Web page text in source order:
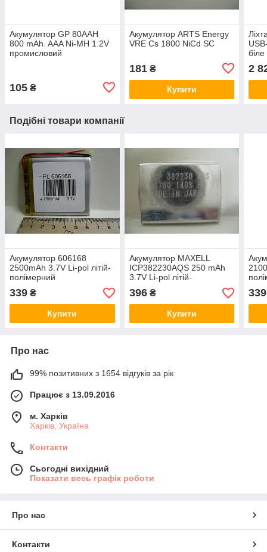
Акумулятор GP 80AAH
800 mAh. AAA Ni-MH 1.2V
промисловий
105 ₴
Акумулятор ARTS Energy
VRE Cs 1800 NiCd SC
181₴
Купити
2
Подібні товари компанії
Акумулятор 606168
2500mAh 3.7V Li-pol літій-
полімерний
339 ₴
Купити
Акумулятор MAXELL
ICP382230AQS 250 mAh
3.7V Li-pol літій-
полімерний
396₴
Купити
339
Про нас
99% позитивних з 1654 відгуків за рік
Працює з 13.09.2016
м. Харків
Харків, Україна
Контакти
Сьогодні вихідний
Показати весь графік роботи
Про нас
Контакти